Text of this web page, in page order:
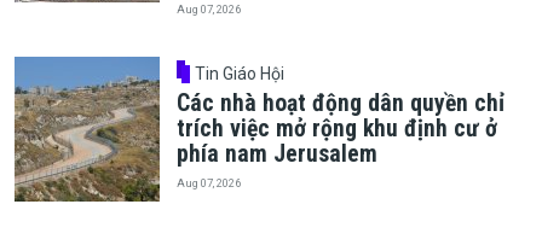
Aug 07, 2026
Tin Giáo Hội
Các nhà hoạt động dân quyền chỉ
trích việc mở rộng khu định cư ở
phía nam Jerusalem
Aug 07, 2026